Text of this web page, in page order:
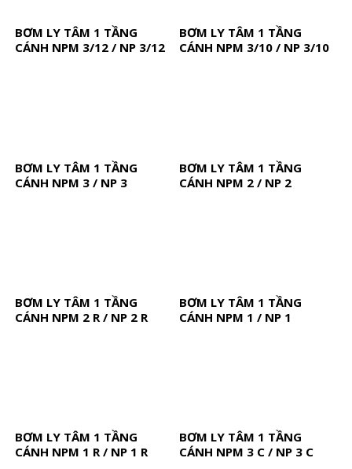
BƠM LY TÂM 1 TẦNG
CÁNH NPM 3/12 / NP 3/12
BƠM LY TÂM 1 TẦNG
CÁNH NPM 3/10 / NP 3/10
BƠM LY TÂM 1 TẦNG
CÁNH NPM 3 / NP 3
BƠM LY TÂM 1 TẦNG
CÁNH NPM 2 / NP 2
BƠM LY TÂM 1 TẦNG
CÁNH NPM 2 R / NP 2 R
BƠM LY TÂM 1 TẦNG
CÁNH NPM 1 / NP 1
BƠM LY TÂM 1 TẦNG
CÁNH NPM 1 R / NP 1 R
BƠM LY TÂM 1 TẦNG
CÁNH NPM 3 C / NP 3 C